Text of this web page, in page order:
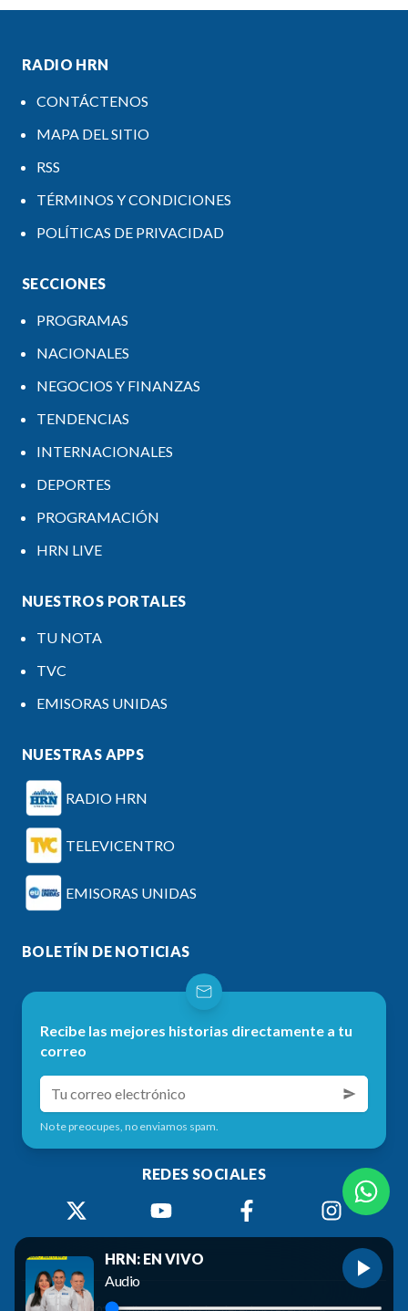
RADIO HRN
CONTÁCTENOS
MAPA DEL SITIO
RSS
TÉRMINOS Y CONDICIONES
POLÍTICAS DE PRIVACIDAD
SECCIONES
PROGRAMAS
NACIONALES
NEGOCIOS Y FINANZAS
TENDENCIAS
INTERNACIONALES
DEPORTES
PROGRAMACIÓN
HRN LIVE
NUESTROS PORTALES
TU NOTA
TVC
EMISORAS UNIDAS
NUESTRAS APPS
RADIO HRN
TELEVICENTRO
EMISORAS UNIDAS
BOLETÍN DE NOTICIAS
Recibe las mejores historias directamente a tu
correo
No te preocupes, no enviamos spam.
REDES SOCIALES
HRN: EN VIVO
Audio